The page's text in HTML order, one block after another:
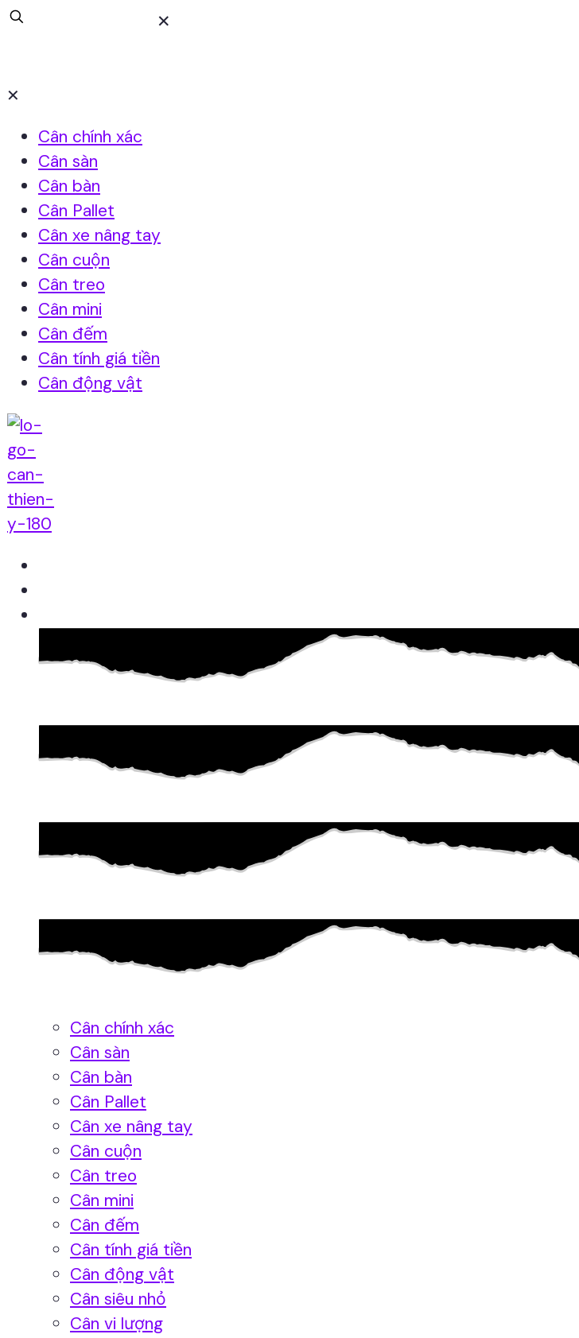
✕
✕
Cân chính xác
Cân sàn
Cân bàn
Cân Pallet
Cân xe nâng tay
Cân cuộn
Cân treo
Cân mini
Cân đếm
Cân tính giá tiền
Cân động vật
Cân chính xác
Cân sàn
Cân bàn
Cân Pallet
Cân xe nâng tay
Cân cuộn
Cân treo
Cân mini
Cân đếm
Cân tính giá tiền
Cân động vật
Cân siêu nhỏ
Cân vi lượng